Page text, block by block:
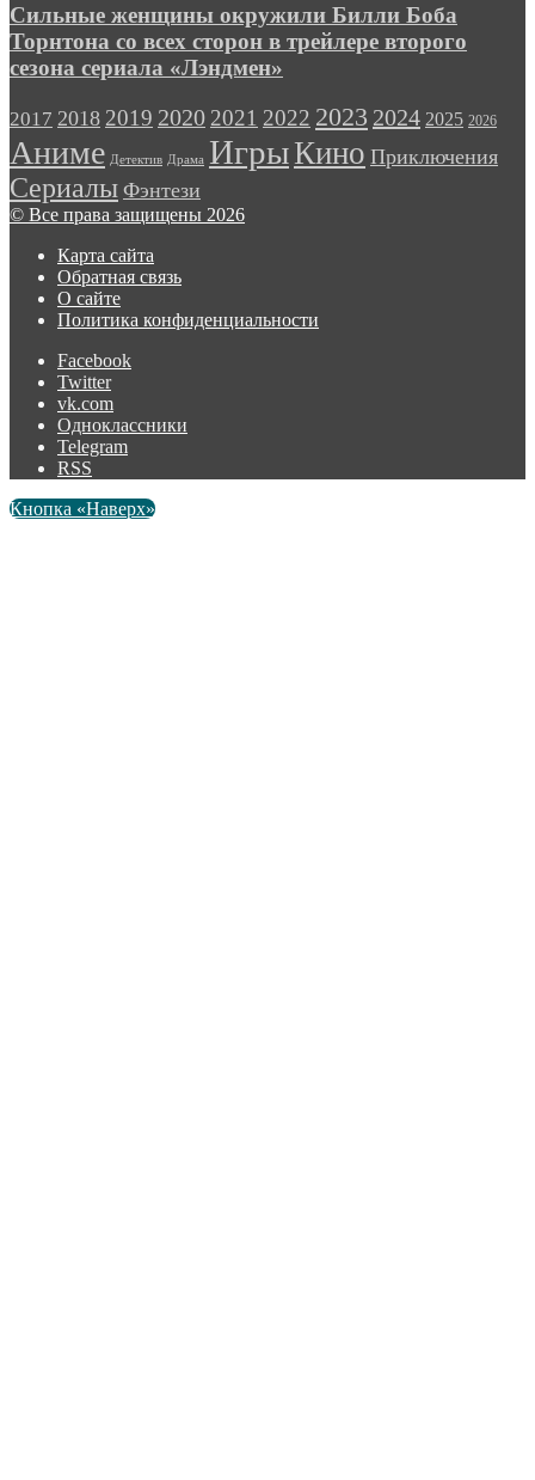
Сильные женщины окружили Билли Боба
Торнтона со всех сторон в трейлере второго
сезона сериала «Лэндмен»
2017 2018 2019 2020 2021 2022 2023 2024 2025 2026
Аниме Детектив Драма ИгрыКино Приключения
Сериалы Фэнтези
© Все права защищены 2026
Карта сайта
Обратная связь
О сайте
Политика конфиденциальности
Facebook
Twitter
vk.com
Одноклассники
Telegram
RSS
Кнопка «Наверх»